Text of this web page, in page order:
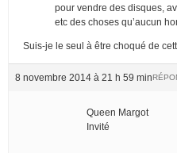
pour vendre des disques,
etc des choses qu’aucun
Suis-je le seul à être choqué de
8 novembre 2014 à 21 h 59 min
Queen Margot
Invité